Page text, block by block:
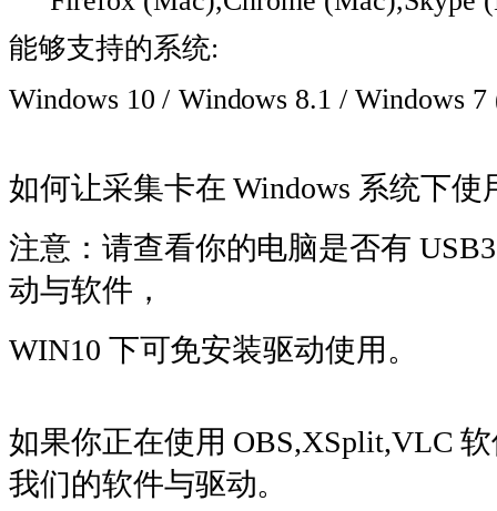
能够支持的系统:
Windows 10 / Windows 8.1 / Windows 7
如何让采集卡在 Windows 系统下使
注意：请查看你的电脑是否有
动与软件，
WIN10 下可免安装驱动使用。
如果你正在使用 OBS,XSplit,VLC
我们的软件与驱动。